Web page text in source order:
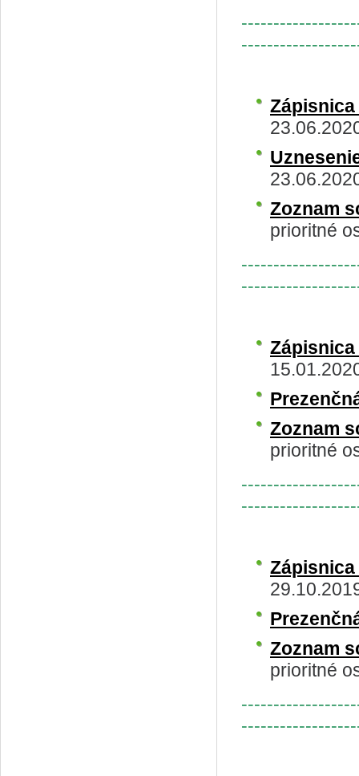
Zoznam
prioritné
Zoznam
prioritné
Zoznam
prioritné